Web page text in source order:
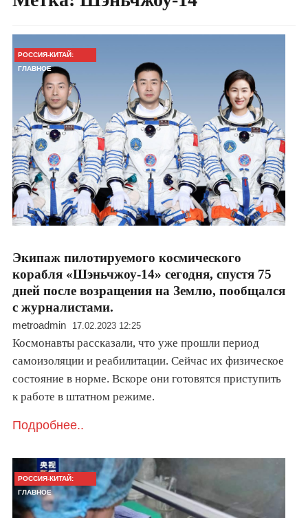
РОССИЯ-КИТАЙ:
ГЛАВНОЕ
Экипаж пилотируемого космического
корабля «Шэньчжоу-14» сегодня, спустя 75
дней после возращения на Землю, пообщался
с журналистами.
metroadmin 17.02.2023 12:25
Космонавты рассказали, что уже прошли период
самоизоляции и реабилитации. Сейчас их физическое
состояние в норме. Вскоре они готовятся приступить
к работе в штатном режиме.
Подробнее..
РОССИЯ-КИТАЙ:
ГЛАВНОЕ